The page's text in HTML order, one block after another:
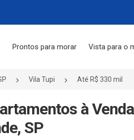
Prontos para morar Vista para o
Vila Tupi Até R$ 330 mil
à
SP